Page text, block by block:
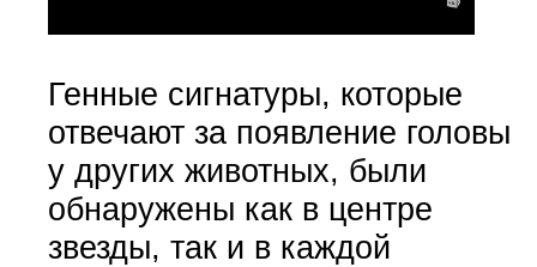
Генные сигнатуры, которые
отвечают за появление головы
у других животных, были
обнаружены как в центре
звезды, так и в каждой